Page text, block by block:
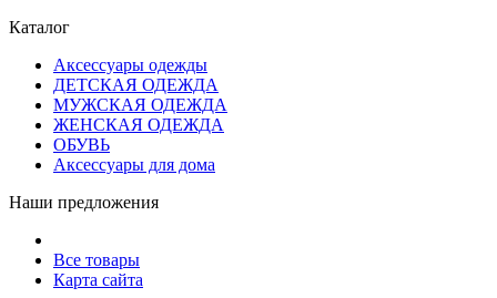
Каталог
Аксессуары одежды
ДЕТСКАЯ ОДЕЖДА
МУЖСКАЯ ОДЕЖДА
ЖЕНСКАЯ ОДЕЖДА
ОБУВЬ
Аксессуары для дома
Наши предложения
Все товары
Карта сайта